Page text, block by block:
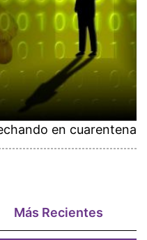
en cuarentena
Más Recientes